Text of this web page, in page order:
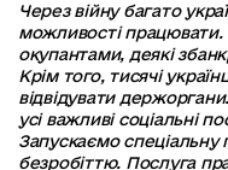
Через війну багато
можливості
окупантами, деякі
Крім того, тисячі
відвідувати
усі важливі соціальні
Запускаємо спеціальну
безробіттю. Послуга